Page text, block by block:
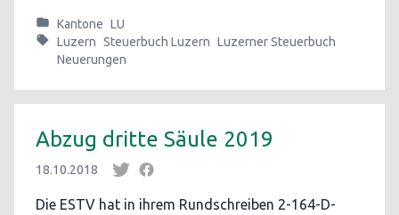
Kantone LU
Luzern Steuerbuch Luzern Luzerner Steuerbuch
Neuerungen
Abzug dritte Säule 2019
18.10.2018
Die ESTV hat in ihrem Rundschreiben 2-164-D-